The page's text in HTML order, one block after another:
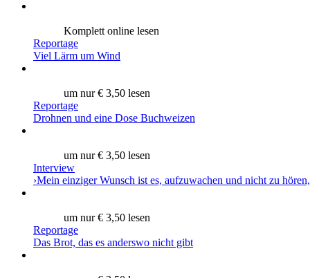
Komplett online lesen
Reportage
Viel Lärm um Wind
um nur € 3,50 lesen
Reportage
Drohnen und eine Dose Buchweizen
um nur € 3,50 lesen
Interview
›Mein einziger Wunsch ist es, aufzuwachen und nicht zu
um nur € 3,50 lesen
Reportage
Das Brot, das es anderswo nicht gibt